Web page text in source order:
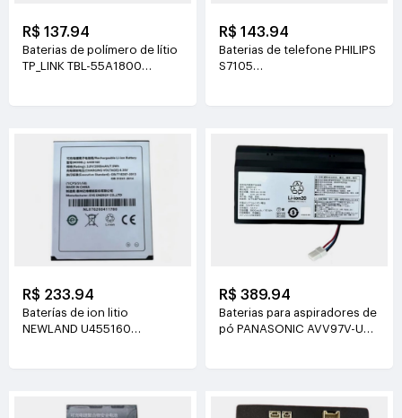
R$ 137.94
Baterias de polímero de lítio
TP_LINK TBL-55A1800
R$ 143.94
Baterias de telefone PHILIPS
S7105
R$ 233.94
Baterías de ion litio
NEWLAND U455160
R$ 389.94
Baterias para aspiradores de
pó PANASONIC AVV97V-U3